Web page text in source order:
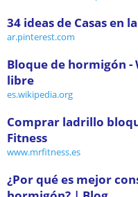
34 ideas de Casas en
ar.pinterest.com
Bloque de hormigón
libre
es.wikipedia.org
Comprar ladrillo
Fitness
www.mrfitness.es
¿Por qué es mejor